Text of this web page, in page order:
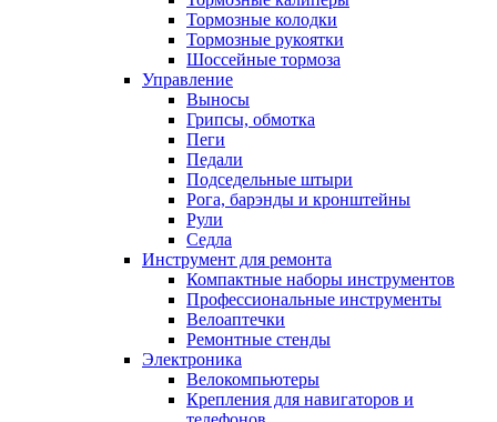
Тормозные колодки
Тормозные рукоятки
Шоссейные тормоза
Управление
Выносы
Грипсы, обмотка
Пеги
Педали
Подседельные штыри
Рога, барэнды и кронштейны
Рули
Седла
Инструмент для ремонта
Компактные наборы инструментов
Профессиональные инструменты
Велоаптечки
Ремонтные стенды
Электроника
Велокомпьютеры
Крепления для навигаторов и